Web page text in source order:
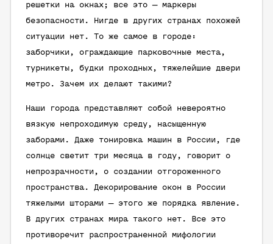
решетки на окнах; все это — маркеры
безопасности. Нигде в других странах похожей
ситуации нет. То же самое в городе:
заборчики, ограждающие парковочные места,
турникеты, будки проходных, тяжелейшие двери
метро. Зачем их делают такими?
Наши города представляют собой невероятно
вязкую непроходимую среду, насыщенную
заборами. Даже тонировка машин в России, где
солнце светит три месяца в году, говорит о
непрозрачности, о создании отгороженного
пространства. Декорирование окон в России
тяжелыми шторами — этого же порядка явление.
В других странах мира такого нет. Все это
противоречит распространенной мифологии